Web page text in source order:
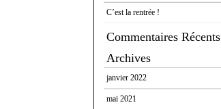
C’est la rentrée !
Commentaires Récents
Archives
janvier 2022
mai 2021